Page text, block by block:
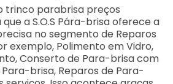
trinco parabrisa preços
a S.O.S Pára-brisa oferece a
no segmento de Reparos
exemplo, Polimento em Vidro,
Conserto de Para-brisa com
brisa, Reparos de Para-